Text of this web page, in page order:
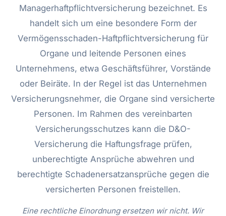
Managerhaftpflichtversicherung bezeichnet. Es
handelt sich um eine besondere Form der
Vermögensschaden-Haftpflichtversicherung für
Organe und leitende Personen eines
Unternehmens, etwa Geschäftsführer, Vorstände
oder Beiräte. In der Regel ist das Unternehmen
Versicherungsnehmer, die Organe sind versicherte
Personen. Im Rahmen des vereinbarten
Versicherungsschutzes kann die D&O-
Versicherung die Haftungsfrage prüfen,
unberechtigte Ansprüche abwehren und
berechtigte Schadenersatzansprüche gegen die
versicherten Personen freistellen.
Eine rechtliche Einordnung ersetzen wir nicht. Wir